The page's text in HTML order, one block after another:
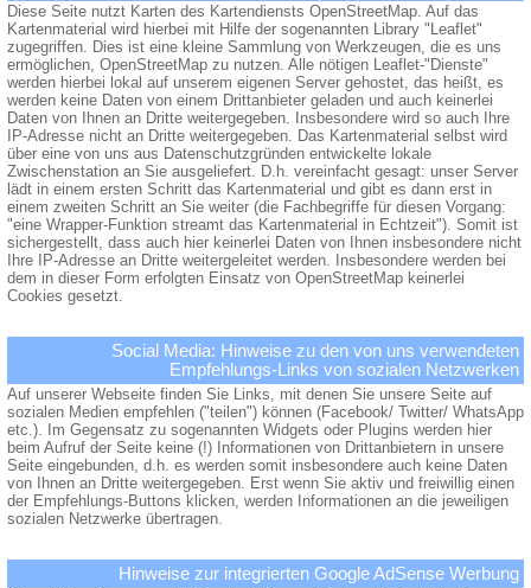
Diese Seite nutzt Karten des Kartendiensts OpenStreetMap. Auf das
Kartenmaterial wird hierbei mit Hilfe der sogenannten Library "Leaflet"
zugegriffen. Dies ist eine kleine Sammlung von Werkzeugen, die es uns
ermöglichen, OpenStreetMap zu nutzen. Alle nötigen Leaflet-"Dienste"
werden hierbei lokal auf unserem eigenen Server gehostet, das heißt, es
werden keine Daten von einem Drittanbieter geladen und auch keinerlei
Daten von Ihnen an Dritte weitergegeben. Insbesondere wird so auch Ihre
IP-Adresse nicht an Dritte weitergegeben. Das Kartenmaterial selbst wird
über eine von uns aus Datenschutzgründen entwickelte lokale
Zwischenstation an Sie ausgeliefert. D.h. vereinfacht gesagt: unser Server
lädt in einem ersten Schritt das Kartenmaterial und gibt es dann erst in
einem zweiten Schritt an Sie weiter (die Fachbegriffe für diesen Vorgang:
"eine Wrapper-Funktion streamt das Kartenmaterial in Echtzeit"). Somit ist
sichergestellt, dass auch hier keinerlei Daten von Ihnen insbesondere nicht
Ihre IP-Adresse an Dritte weitergeleitet werden. Insbesondere werden bei
dem in dieser Form erfolgten Einsatz von OpenStreetMap keinerlei
Cookies gesetzt.
Social Media: Hinweise zu den von uns verwendeten
Empfehlungs-Links von sozialen Netzwerken
Auf unserer Webseite finden Sie Links, mit denen Sie unsere Seite auf
sozialen Medien empfehlen ("teilen") können (Facebook/ Twitter/ WhatsApp
etc.). Im Gegensatz zu sogenannten Widgets oder Plugins werden hier
beim Aufruf der Seite keine (!) Informationen von Drittanbietern in unsere
Seite eingebunden, d.h. es werden somit insbesondere auch keine Daten
von Ihnen an Dritte weitergegeben. Erst wenn Sie aktiv und freiwillig einen
der Empfehlungs-Buttons klicken, werden Informationen an die jeweiligen
sozialen Netzwerke übertragen.
Hinweise zur integrierten Google AdSense Werbung